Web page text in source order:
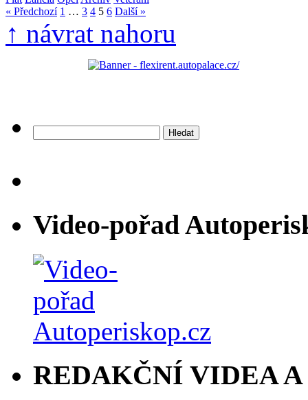
« Předchozí 1 … 3 4 5 6 Další »
↑ návrat nahoru
Video-pořad
REDAKČNÍ VIDEA A